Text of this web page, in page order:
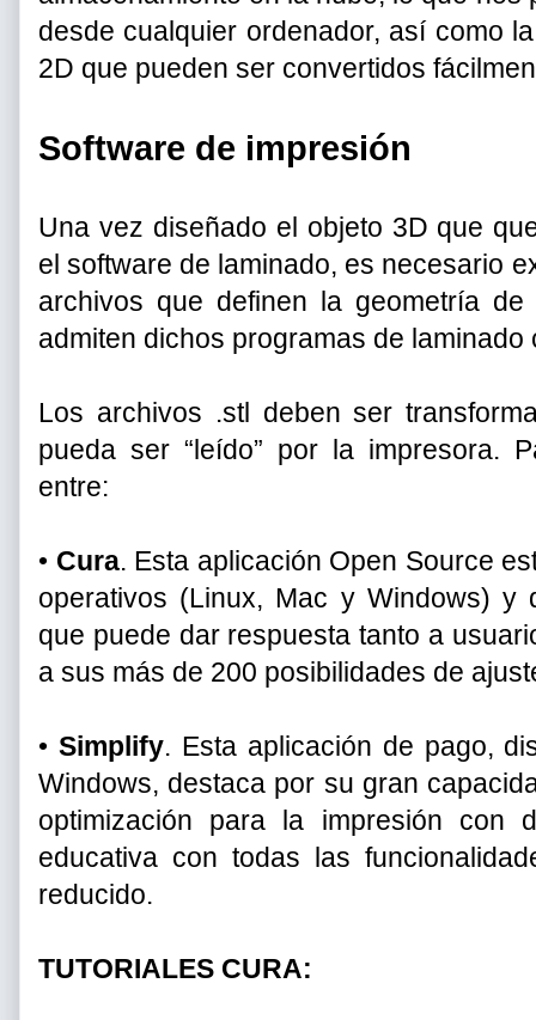
desde cualquier ordenador, así como
2D que pueden ser convertidos
Software de impresión
Una vez diseñado el objeto 3D que
el software de laminado, es necesario
archivos que definen la geometría
admiten dichos programas de
Los archivos .stl deben ser
pueda ser “leído” por la impresora.
entre:
• Cura. Esta aplicación Open Source
operativos (Linux, Mac y Windows) y
que puede dar respuesta tanto a
a sus más de 200 posibilidades de
• Simplify. Esta aplicación de pago,
Windows, destaca por su gran
optimización para la impresión con
educativa con todas las
reducido.
TUTORIALES CURA: